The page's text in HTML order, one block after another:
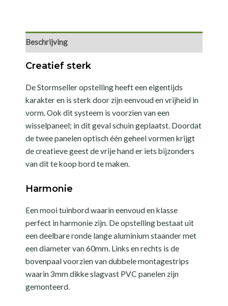
Beschrijving
Creatief sterk
De Stormseller opstelling heeft een eigentijds
karakter en is sterk door zijn eenvoud en vrijheid in
vorm. Ook dit systeem is voorzien van een
wisselpaneel; in dit geval schuin geplaatst. Doordat
de twee panelen optisch één geheel vormen krijgt
de creatieve geest de vrije hand er iets bijzonders
van dit te koop bord te maken.
Harmonie
Een mooi tuinbord waarin eenvoud en klasse
perfect in harmonie zijn. De opstelling bestaat uit
een deelbare ronde lange aluminium staander met
een diameter van 60mm. Links en rechts is de
bovenpaal voorzien van dubbele montagestrips
waarin 3mm dikke slagvast PVC panelen zijn
gemonteerd.